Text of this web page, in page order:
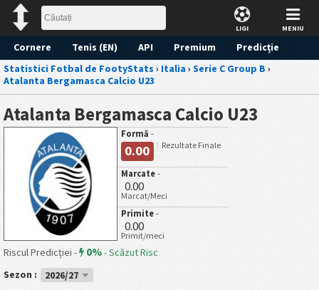
LIGI MENIU
Cornere Tenis (EN) API Premium
Predicție
Statistici Fotbal de FootyStats › Italia › Serie C Group B ›
Atalanta Bergamasca Calcio U23
Atalanta Bergamasca Calcio U23
Formă -
0.00 Rezultate Finale
Marcate -
0.00
Marcat/Meci
Primite -
0.00
Primit/meci
Riscul Predicției - 0%-Scăzut Risc
Sezon :
2026/27